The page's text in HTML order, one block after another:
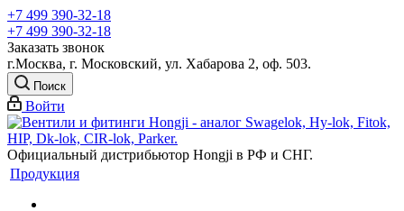
+7 499 390-32-18
+7 499 390-32-18
Заказать звонок
г.Москва, г. Московский, ул. Хабарова 2, оф. 503.
Поиск
Войти
Официальный дистрибьютор Hongji в РФ и СНГ.
Продукция